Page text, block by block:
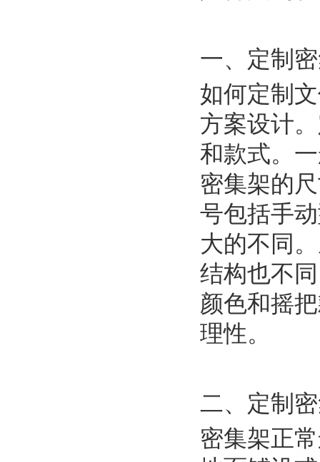
一、定制
如何定制
方案设计
和款式。
密集架的
号包括手
大的不同
结构也不
颜色和摇
理性。
二、定制
密集架正